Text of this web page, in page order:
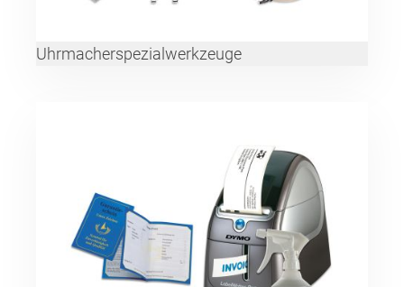
Uhrmacherspezialwerkzeuge